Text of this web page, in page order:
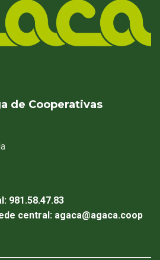
de Cooperativas
981.58.47.83
central: agaca@agaca.coop